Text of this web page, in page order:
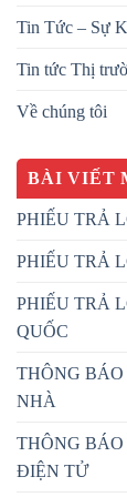
Tin Tức – Sự
Tin tức Thị
Về chúng tôi
BÀI VIẾT
PHIẾU TRẢ
PHIẾU TRẢ
PHIẾU TRẢ
QUỐC
THÔNG
NHÀ
THÔNG
ĐIỆN TỬ